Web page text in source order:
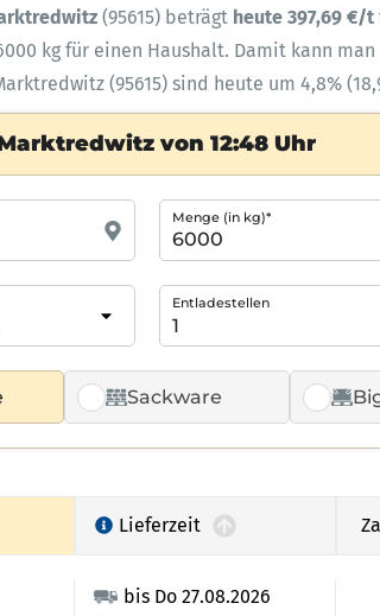
(95615) beträgt heute 397,69 €/t
kg für einen Haushalt. Damit kann man
(95615) sind heute um 4,8%
von 12:48 Uhr
Sackware
Menge (in kg)*
Entladestellen
Lieferzeit
bis Do 27.08.2026